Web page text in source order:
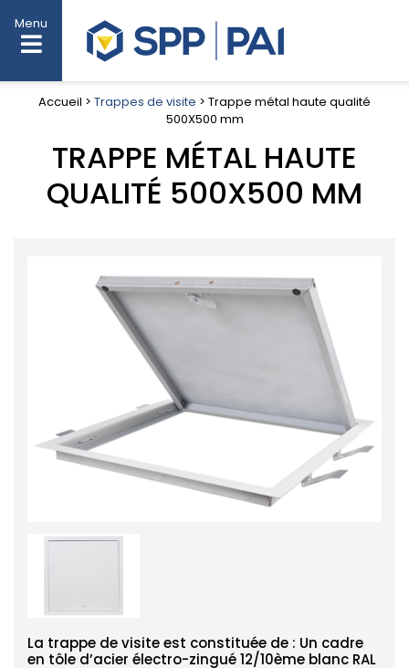
Menu
Accueil > Trappes de visite > Trappe métal haute qualité
500X500 mm
TRAPPE MÉTAL HAUTE
QUALITÉ 500X500 MM
La trappe de visite est constituée de : Un cadre
en tôle d’acier électro-zingué 12/10ème blanc RAL